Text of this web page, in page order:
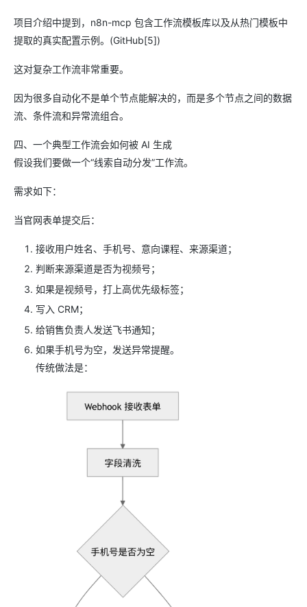
项目介绍中提到，n8n-mcp 包含工作流模板库以及从热门模板中
提取的真实配置示例。(GitHub[5])
这对复杂工作流非常重要。
因为很多自动化不是单个节点能解决的，而是多个节点之间的数据
流、条件流和异常流组合。
四、一个典型工作流会如何被 AI 生成
假设我们要做一个“线索自动分发”工作流。
需求如下：
当官网表单提交后：
接收用户姓名、手机号、意向课程、来源渠道；
判断来源渠道是否为视频号；
如果是视频号，打上高优先级标签；
写入 CRM；
给销售负责人发送飞书通知；
如果手机号为空，发送异常提醒。
传统做法是：